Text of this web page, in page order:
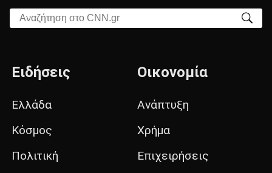
Αναζήτηση στο CNN.gr
Ειδήσεις
Ελλάδα
Κόσμος
Πολιτική
Οικονομία
Ανάπτυξη
Χρήμα
Επιχειρήσεις